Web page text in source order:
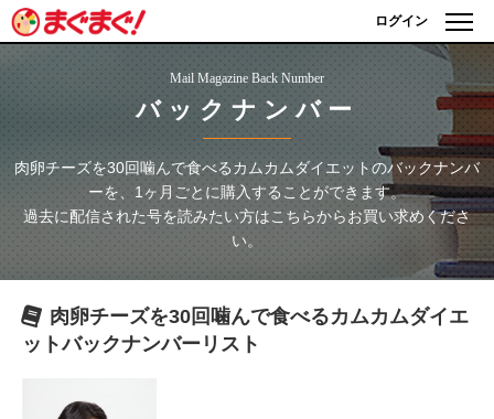
ログイン
Mail Magazine Back Number
バックナンバー
肉卵チーズを30回噛んで食べるカムカムダイエットのバックナンバ
ーを、1ヶ月ごとに購入することができます。
過去に配信された号を読みたい方はこちらからお買い求めくださ
い。
肉卵チーズを30回噛んで食べるカムカムダイエ
ットバックナンバーリスト